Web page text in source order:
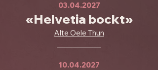
03.04.2027
«Helvetia bockt»
Alte Oele Thun
10.04.2027